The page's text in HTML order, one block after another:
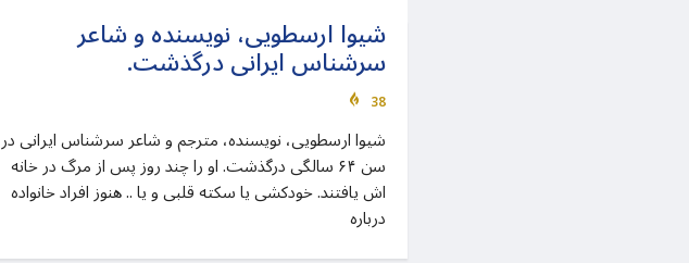
شیوا ارسطویی، نویسنده و شاعر
سرشناس ایرانی درگذشت.
38
شیوا ارسطویی، نویسنده، مترجم و شاعر سرشناس ایرانی در
سن ۶۴ سالگی درگذشت. او را چند روز پس از مرگ در خانه
اش یافتند. خودکشی یا سکته قلبی و یا .. هنوز افراد خانواده
درباره